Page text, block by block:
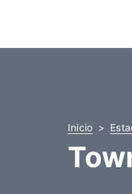
Inicio